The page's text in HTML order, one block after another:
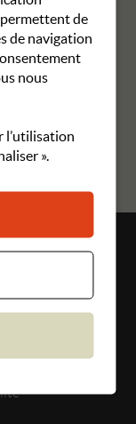
en ligne ?
au 02 41
de
de navigation
nous
l’utilisation
».